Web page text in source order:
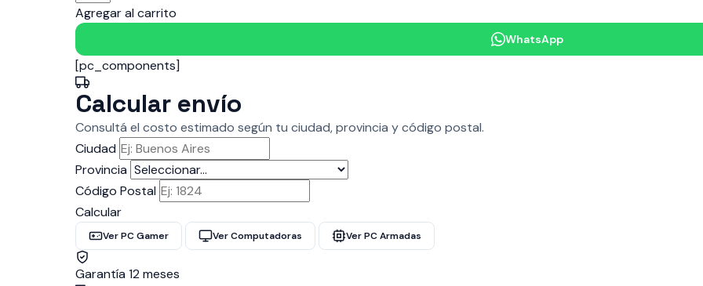
FAN
120mm
ARGB
PMW
RAIDMAX
X-
AIR
WHITE
cantidad
Agregar al carrito
WhatsApp
[pc_components]
Calcular envío
Consultá el costo estimado según tu ciudad, provincia y código postal.
Ciudad
Provincia
Código Postal
Calcular
Ver PC Gamer Ver Computadoras Ver PC Armadas
Garantía 12 meses